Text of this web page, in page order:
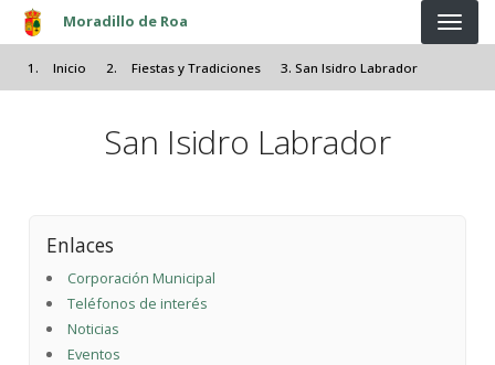
Pasar al contenido principal
Moradillo de Roa
Inicio Fiestas y Tradiciones San Isidro Labrador
San Isidro Labrador
Enlaces
Corporación Municipal
Teléfonos de interés
Noticias
Eventos